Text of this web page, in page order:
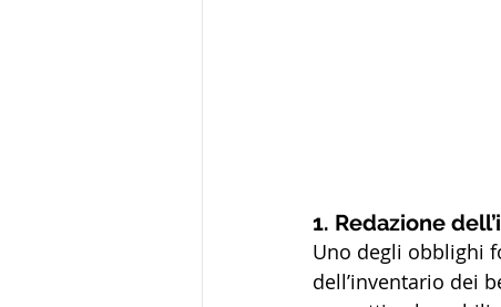
1. Redazione
Uno degli obblighi
dell’inventario dei